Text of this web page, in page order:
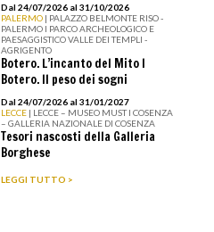
Dal 24/07/2026 al 31/10/2026
PALERMO | PALAZZO BELMONTE RISO -
PALERMO I PARCO ARCHEOLOGICO E
PAESAGGISTICO VALLE DEI TEMPLI -
AGRIGENTO
Botero. L’incanto del Mito I
Botero. Il peso dei sogni
Dal 24/07/2026 al 31/01/2027
LECCE | LECCE – MUSEO MUST I COSENZA
– GALLERIA NAZIONALE DI COSENZA
Tesori nascosti della Galleria
Borghese
LEGGI TUTTO >